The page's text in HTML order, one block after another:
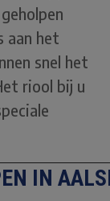
aan het
snel het
riool bij u
IN